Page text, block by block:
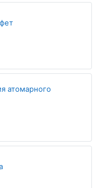
Fichier
атомарного
Fichier